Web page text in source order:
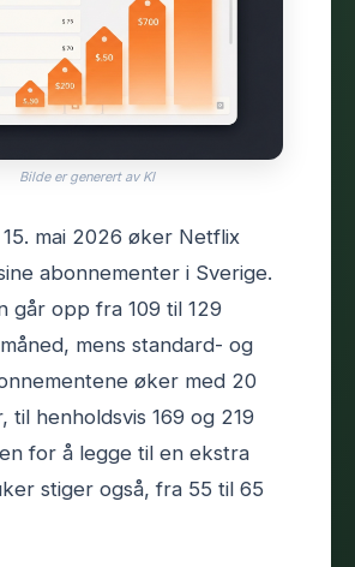
Bilde er generert av KI
mai 2026 øker Netflix
abonnementer i Sverige.
går opp fra 109 til 129
mens standard- og
øker med 20
til henholdsvis 169 og 219
for å legge til en ekstra
stiger også, fra 55 til 65